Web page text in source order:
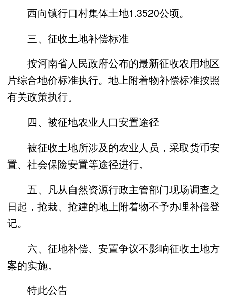
西向镇行口村集体土地1.3520公顷。
三、征收土地补偿标准
按河南省人民政府公布的最新征收农用地区
片综合地价标准执行。地上附着物补偿标准按照
有关政策执行。
四、被征地农业人口安置途径
被征收土地所涉及的农业人员，采取货币安
置、社会保险安置等途径进行。
五、凡从自然资源行政主管部门现场调查之
日起，抢栽、抢建的地上附着物不予办理补偿登
记。
六、征地补偿、安置争议不影响征收土地方
案的实施。
特此公告